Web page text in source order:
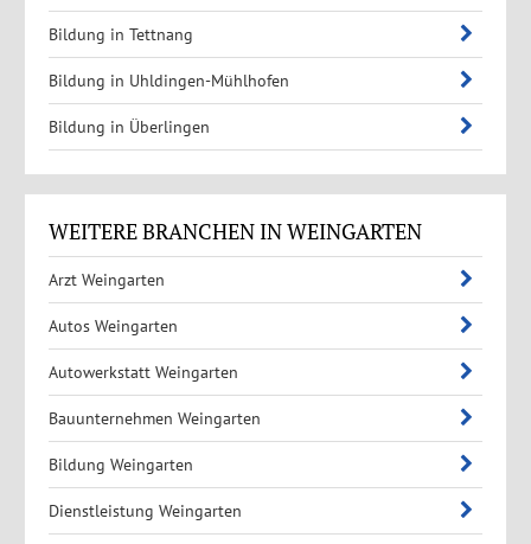
Bildung in Tettnang
Bildung in Uhldingen-Mühlhofen
Bildung in Überlingen
WEITERE BRANCHEN IN WEINGARTEN
Arzt Weingarten
Autos Weingarten
Autowerkstatt Weingarten
Bauunternehmen Weingarten
Bildung Weingarten
Dienstleistung Weingarten